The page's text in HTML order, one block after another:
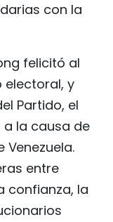
con la
felicitó al
electoral, y
Partido, el
a la causa de
entre
confianza, la